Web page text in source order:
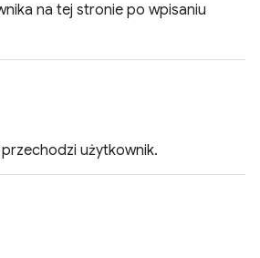
na tej stronie po wpisaniu
użytkownik.